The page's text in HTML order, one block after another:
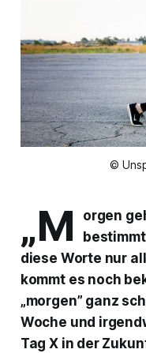
©
„M
orgen
diese Worte nur
kommt es noch
„morgen” ganz
Woche und
Tag X in der